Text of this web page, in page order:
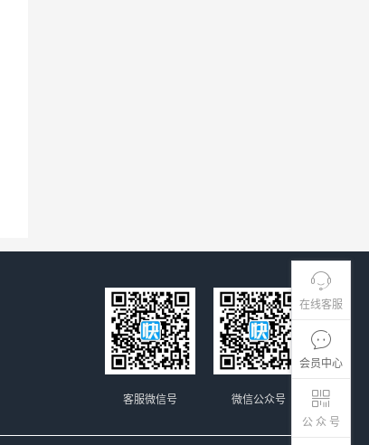
在线客服
会员中心
公 众 号
微信公众号
客服微信号